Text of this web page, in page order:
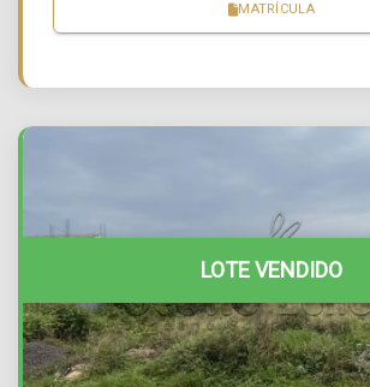
MATRÍCULA
LOTE VENDIDO